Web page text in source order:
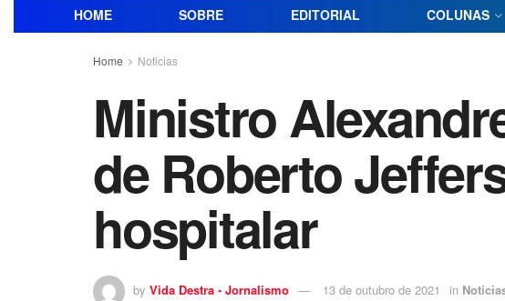
HOME SOBRE EDITORIAL COLUNAS
Home Noticias
Ministro
de Roberto
hospitalar
by Vida Destra - Jornalismo 13 de outubro de 2021 in